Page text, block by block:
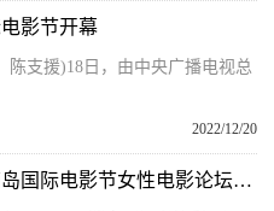
影节开幕
陈支援)18日，由中央广播电视总
2022/12/20
环球头条：关注电影节丨海南岛国际电影节女性电影论坛：聚焦“她题材”“她时代”“她力量”